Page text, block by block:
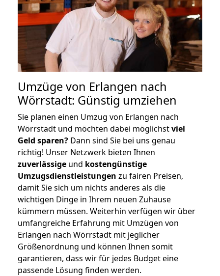
Umzüge von Erlangen nach
Wörrstadt: Günstig umziehen
Sie planen einen Umzug von Erlangen nach
Wörrstadt und möchten dabei möglichstviel
Geld sparen? Dann sind Sie bei uns genau
richtig! Unser Netzwerk bieten Ihnen
zuverlässige und kostengünstige
Umzugsdienstleistungen zu fairen Preisen,
damit Sie sich um nichts anderes als die
wichtigen Dinge in Ihrem neuen Zuhause
kümmern müssen. Weiterhin verfügen wir über
umfangreiche Erfahrung mit Umzügen von
Erlangen nach Wörrstadt mit jeglicher
Größenordnung und können Ihnen somit
garantieren, dass wir für jedes Budget eine
passende Lösung finden werden.